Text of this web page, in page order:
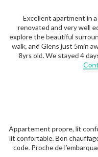
Excellent apartment in
renovated and very well
explore the beautiful
walk, and Giens just 5min
8yrs old. We stayed 4
Appartement propre, lit
lit confortable. Bon
code. Proche de